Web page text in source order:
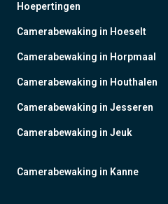
Hoepertingen
Camerabewaking in Hoeselt
Camerabewaking in Horpmaal
Camerabewaking in Houthalen
Camerabewaking in Jesseren
Camerabewaking in Jeuk
Camerabewaking in Kanne